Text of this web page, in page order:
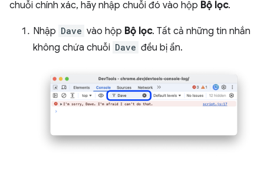
chuỗi chính xác, hãy nhập chuỗi đó vào hộp Bộ lọc.
Nhập Dave vào hộp Bộ lọc. Tất cả những tin nhắn
không chứa chuỗi Dave đều bị ẩn.